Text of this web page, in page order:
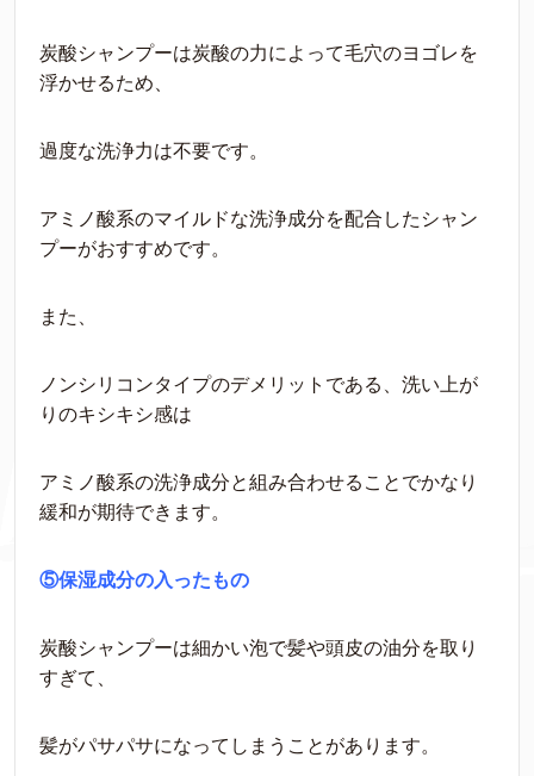
炭酸シャンプーは炭酸の力によって毛穴のヨゴレを
浮かせるため、
過度な洗浄力は不要です。
アミノ酸系のマイルドな洗浄成分を配合したシャン
プーがおすすめです。
また、
ノンシリコンタイプのデメリットである、洗い上が
りのキシキシ感は
アミノ酸系の洗浄成分と組み合わせることでかなり
緩和が期待できます。
⑤保湿成分の入ったもの
炭酸シャンプーは細かい泡で髪や頭皮の油分を取り
すぎて、
髪がパサパサになってしまうことがあります。